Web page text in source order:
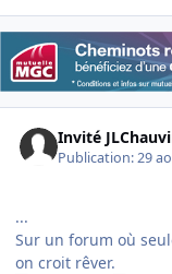
Invité
Publication:29
...
Sur un forum où
on croit rêver.